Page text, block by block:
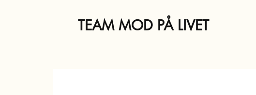
TEAM MOD PÅ LIVET